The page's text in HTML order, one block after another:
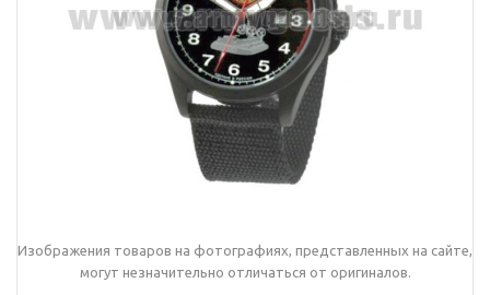
Изображения товаров на фотографиях, представленных на сайте,
могут незначительно отличаться от оригиналов.